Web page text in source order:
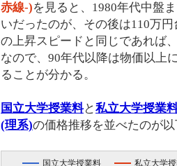
赤線-)を見ると、1980年代中盤
いだったのが、その後は110万
の上昇スピードと同じであれば
なので、90年代以降は物価以上
ることが分かる。
国立大学授業料と私立大学授業
(理系)の価格推移を並べたのが
国立大学授業料 私立大学